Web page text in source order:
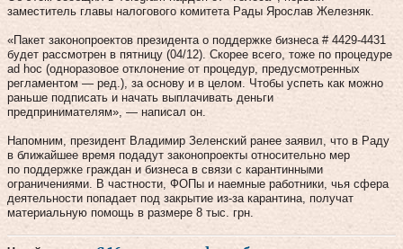
заместитель главы налогового комитета Рады Ярослав Железняк.
«Пакет законопроектов президента о поддержке бизнеса # 4429-4431
будет рассмотрен в пятницу (04/12). Скорее всего, тоже по процедуре
ad hoc (одноразовое отклонение от процедур, предусмотренных
регламентом — ред.), за основу и в целом. Чтобы успеть как можно
раньше подписать и начать выплачивать деньги
предпринимателям», — написал он.
Напомним, президент Владимир Зеленский ранее заявил, что в Раду
в ближайшее время подадут законопроекты относительно мер
по поддержке граждан и бизнеса в связи с карантинными
ограничениями. В частности, ФОПы и наемные работники, чья сфера
деятельности попадает под закрытие из-за карантина, получат
материальную помощь в размере 8 тыс. грн.